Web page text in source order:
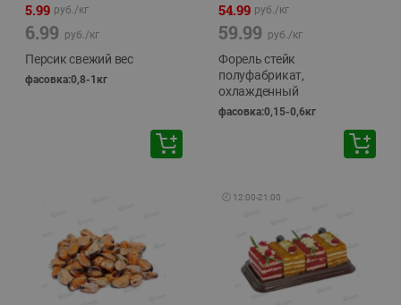
5.99 руб./кг
6.99 руб./кг
Персик свежий вес
фасовка:0,8-1кг
54.99 руб./кг
59.99 руб./кг
Форель стейк
полуфабрикат,
охлажденный
фасовка:0,15-0,6кг
🕘 12:00-21:00